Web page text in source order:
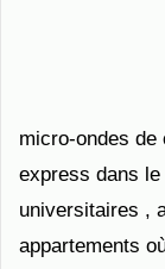
micro-ondes de
express dans
universitaires ,
appartements